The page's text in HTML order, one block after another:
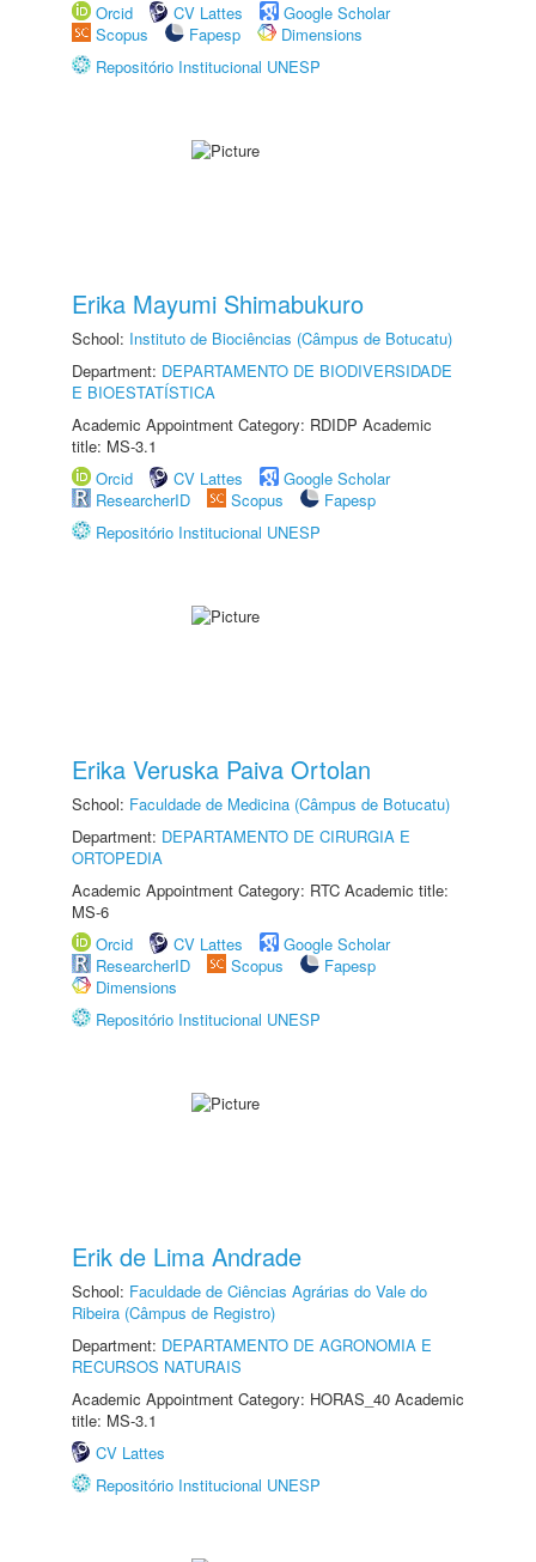
Orcid
CV Lattes
Google Scholar
Scopus
Fapesp
Dimensions
Repositório Institucional UNESP
Erika Mayumi Shimabukuro
School: Instituto de Biociências (Câmpus de Botucatu)
Department: DEPARTAMENTO DE BIODIVERSIDADE
E BIOESTATÍSTICA
Academic Appointment Category: RDIDP Academic
title: MS-3.1
Orcid
CV Lattes
Google Scholar
ResearcherID
Scopus
Fapesp
Repositório Institucional UNESP
Erika Veruska Paiva Ortolan
School: Faculdade de Medicina (Câmpus de Botucatu)
Department: DEPARTAMENTO DE CIRURGIA E
ORTOPEDIA
Academic Appointment Category: RTC Academic title:
MS-6
Orcid
CV Lattes
Google Scholar
ResearcherID
Scopus
Fapesp
Dimensions
Repositório Institucional UNESP
Erik de Lima Andrade
School: Faculdade de Ciências Agrárias do Vale do
Ribeira (Câmpus de Registro)
Department: DEPARTAMENTO DE AGRONOMIA E
RECURSOS NATURAIS
Academic Appointment Category: HORAS_40 Academic
title: MS-3.1
CV Lattes
Repositório Institucional UNESP